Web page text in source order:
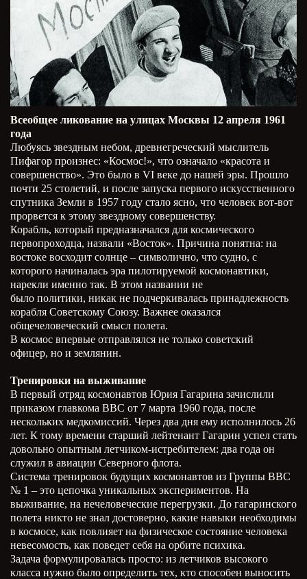
Всеобщее ликование на улицах Москвы 12 апреля 1961
года
Любуясь звездным небом, древнегреческий мыслитель
Пифагор произнес: «Космос!», что означало «красота и
совершенство». Это было в VI веке до нашей эры. Прошло
почти 25 столетий, и после запуска первого искусственного
спутника Земли в 1957 году стало ясно, что человек вот-вот
прорвется к этому звездному совершенству.
Корабль, который предназначался для космического
первопроходца, назвали «Восток». Причина понятна: на
востоке восходит солнце – символично, что судно, с
которого начиналась эра пилотируемой космонавтики,
нарекли именно так. В этом названии не
было политики, никак не подчеркивалась принадлежность
корабля Советскому Союзу. Важнее оказался
общечеловеческий смысл полета.
В космос впервые отправлялся не только советский
офицер, но и землянин.
Тренировки на выживание
В первый отряд космонавтов Юрия Гагарина зачислили
приказом главкома ВВС от 7 марта 1960 года, после
нескольких медкомиссий. Через два дня ему исполнилось 26
лет. К тому времени старший лейтенант Гагарин успел стать
довольно опытным летчиком-истребителем: два года он
служил в авиации Северного флота.
Система тренировок будущих космонавтов из Группы ВВС
№ 1 – это цепочка уникальных экспериментов. На
выживание, на нечеловеческие перегрузки. До гагаринского
полета никто не знал достоверно, какие навыки необходимы
в космосе, как повлияет на физическое состояние человека
невесомость, как поведет себя на орбите психика.
Задача формулировалась просто: из летчиков высокого
класса нужно было определить тех, кто способен выносить